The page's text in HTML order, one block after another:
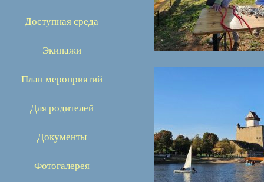
Доступная среда
Экипажи
План мероприятий
Для родителей
Документы
Фотогалерея